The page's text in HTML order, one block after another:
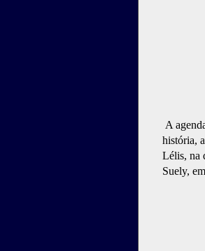
A
história,
Lélis, na
Suely,